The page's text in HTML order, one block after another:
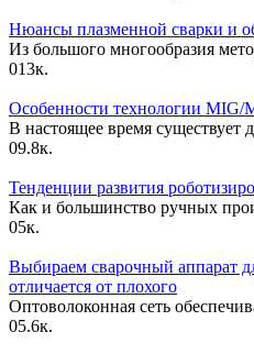
Нюансы плазменной сварки и
Из большого многообразия
013к.
Особенности технологии MIG/
В настоящее время существует
09.8к.
Тенденции развития
Как и большинство ручных
05к.
Выбираем сварочный аппарат
отличается от плохого
Оптоволоконная сеть
05.6к.